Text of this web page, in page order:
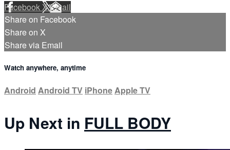
FacebookXEmail
Share on Facebook
Share on X
Share via Email
Watch anywhere, anytime
Android Android TV iPhoneApple TV
Up Next in FULL BODY